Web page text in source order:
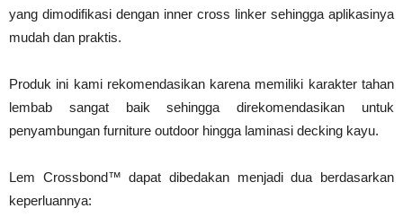
yang dimodifikasi dengan inner cross linker sehingga aplikasinya
mudah dan praktis.
Produk ini kami rekomendasikan karena memiliki karakter tahan
lembab sangat baik sehingga direkomendasikan untuk
penyambungan furniture outdoor hingga laminasi decking kayu.
Lem Crossbond™ dapat dibedakan menjadi dua berdasarkan
keperluannya: